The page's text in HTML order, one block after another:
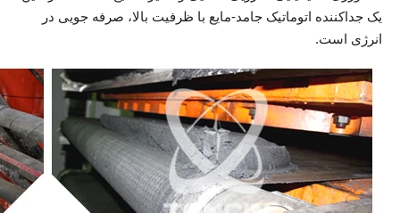
یک جداکننده اتوماتیک جامد-مایع با ظرفیت بالا، صرفه جویی در
انرژی است.